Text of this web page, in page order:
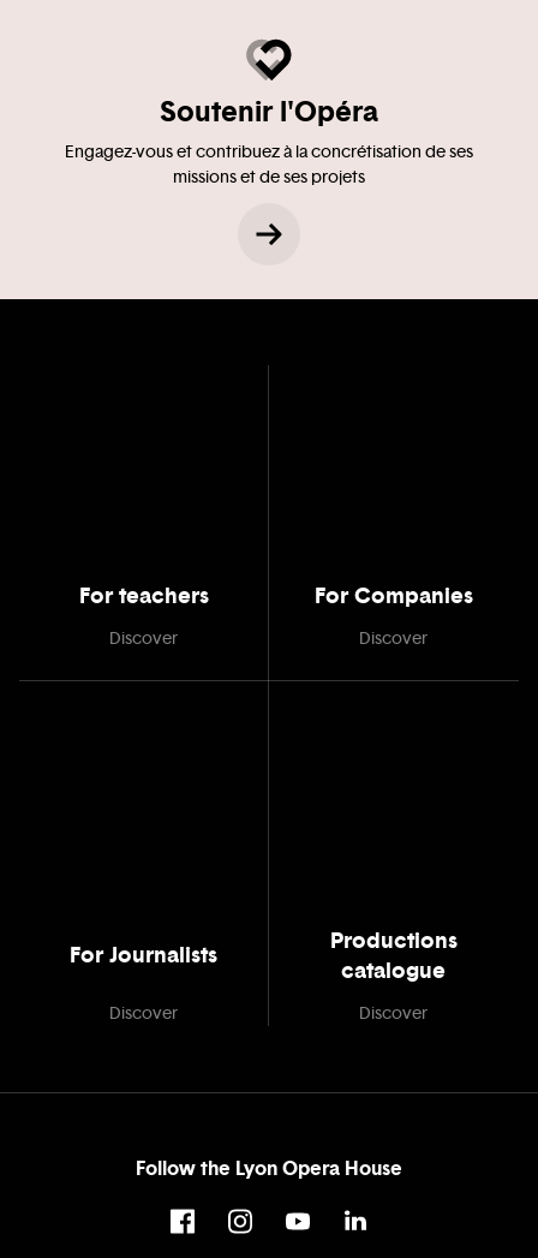
Soutenir l'Opéra
Engagez-vous et contribuez à la concrétisation de ses
missions et de ses projets
For teachers
Discover
For Companies
Discover
For Journalists
Discover
Productions
catalogue
Discover
Follow the Lyon Opera House